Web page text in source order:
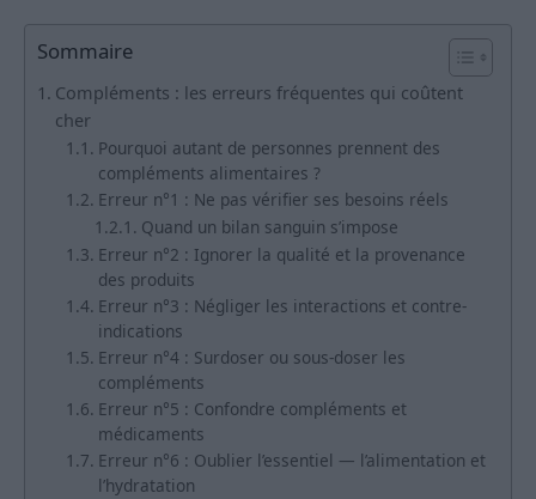
Sommaire
Compléments : les erreurs fréquentes qui coûtent
cher
Pourquoi autant de personnes prennent des
compléments alimentaires ?
Erreur n°1 : Ne pas vérifier ses besoins réels
Quand un bilan sanguin s’impose
Erreur n°2 : Ignorer la qualité et la provenance
des produits
Erreur n°3 : Négliger les interactions et contre-
indications
Erreur n°4 : Surdoser ou sous-doser les
compléments
Erreur n°5 : Confondre compléments et
médicaments
Erreur n°6 : Oublier l’essentiel — l’alimentation et
l’hydratation